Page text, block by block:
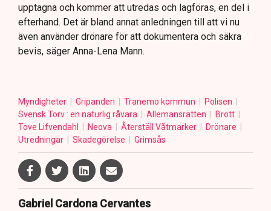
upptagna och kommer att utredas och lagföras, en del i
efterhand. Det är bland annat anledningen till att vi nu
även använder drönare för att dokumentera och säkra
bevis, säger Anna-Lena Mann.
Myndigheter Gripanden Tranemo kommun
Polisen
Svensk Torv : en naturlig råvara
Allemansrätten
Brott
Tove Lifvendahl
Neova Återställ Våtmarker
Drönare
Utredningar
Skadegörelse Grimsås
Gabriel Cardona Cervantes